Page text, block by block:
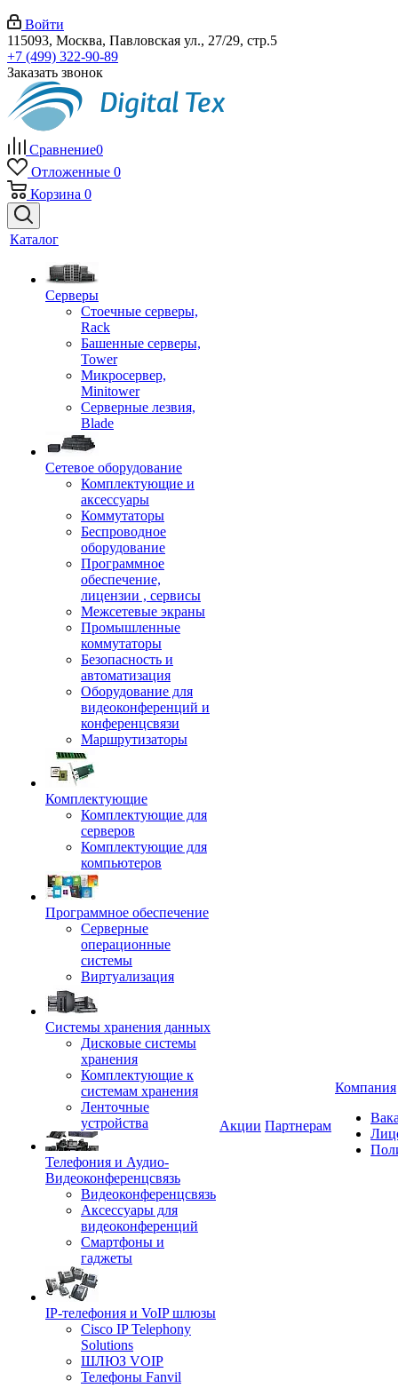
Войти
115093, Москва, Павловская ул., 27/29, стр.5
+7 (499) 322-90-89
Заказать звонок
Сравнение0
Отложенные 0
Корзина 0
Каталог
Серверы
Стоечные серверы,
Rack
Башенные серверы,
Tower
Микросервер,
Minitower
Серверные лезвия,
Blade
Сетевое оборудование
Комплектующие и
аксессуары
Коммутаторы
Беспроводное
оборудование
Программное
обеспечение,
лицензии , сервисы
Межсетевые экраны
Промышленные
коммутаторы
Безопасность и
автоматизация
Оборудование для
видеоконференций и
конференцсвязи
Маршрутизаторы
Комплектующие
Комплектующие для
серверов
Комплектующие для
компьютеров
Программное обеспечение
Серверные
операционные
системы
Виртуализация
Системы хранения данных
Дисковые системы
хранения
Комплектующие к
системам хранения
Ленточные
устройства
Телефония и Аудио-
Видеоконференцсвязь
Видеоконференцсвязь
Аксессуары для
видеоконференций
Смартфоны и
гаджеты
IP-телефония и VoIP шлюзы
Cisco IP Telephony
Solutions
ШЛЮЗ VOIP
Телефоны Fanvil
Акции Партнерам
Компания